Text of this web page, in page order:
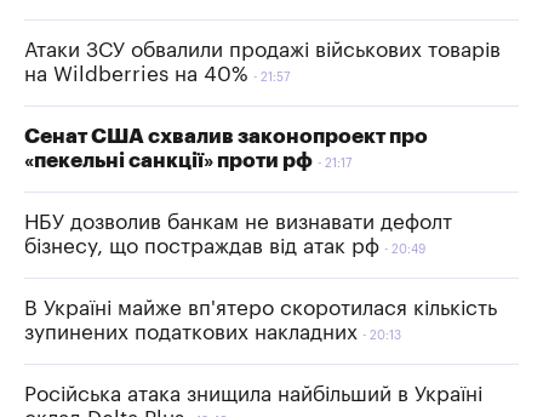
Атаки ЗСУ обвалили продажі військових товарів
на Wildberries на 40%
21:57
Сенат США схвалив законопроект про
«пекельні санкції» проти рф
21:17
НБУ дозволив банкам не визнавати дефолт
бізнесу, що постраждав від атак рф
20:49
В Україні майже вп'ятеро скоротилася кількість
зупинених податкових накладних
20:13
Російська атака знищила найбільший в Україні